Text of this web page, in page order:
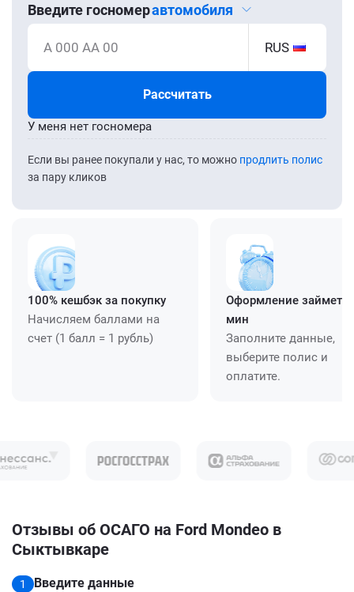
Введите госномеравтомобиля
А 000 АА 00 RUS
Рассчитать
Если вы ранее покупали у нас, то можно продлить полис
за пару кликов
У меня нет госномера
100% кешбэк за покупку
Начисляем баллами на
счет (1 балл = 1 рубль)
Оформление займет
мин
Заполните данные,
выберите полис и
оплатите.
Отзывы об ОСАГО на Ford Mondeo в
Сыктывкаре
1
Введите данные